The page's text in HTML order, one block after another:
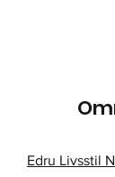
Edru Livsstil